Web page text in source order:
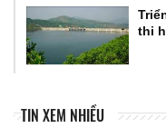
thi
TIN XEM NHIỀU